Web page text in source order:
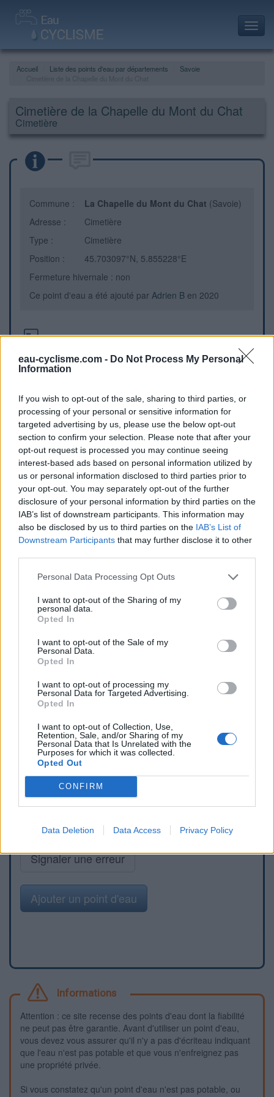
eau-cyclisme.com - Do Not Process My Personal
Information
If you wish to opt-out of the sale, sharing to third parties, or
processing of your personal or sensitive information for
targeted advertising by us, please use the below opt-out
section to confirm your selection. Please note that after your
opt-out request is processed you may continue seeing
interest-based ads based on personal information utilized by
us or personal information disclosed to third parties prior to
your opt-out. You may separately opt-out of the further
disclosure of your personal information by third parties on the
IAB’s list of downstream participants. This information may
also be disclosed by us to third parties on the IAB’s List of
Downstream Participants that may further disclose it to other
Personal Data Processing Opt Outs
I want to opt-out of the Sharing of my
personal data.
Opted In
I want to opt-out of the Sale of my
Personal Data.
Opted In
I want to opt-out of processing my
Personal Data for Targeted Advertising.
Opted In
I want to opt-out of Collection, Use,
Retention, Sale, and/or Sharing of my
Personal Data that Is Unrelated with the
Purposes for which it was collected.
Opted Out
CONFIRM
Data Deletion Data Access Privacy Policy
Accueil Liste des points d'eau par départements
Savoie
Cimetière de la Chapelle du Mont du Chat
Cimetière
Commune : La Chapelle du Mont du Chat (Savoie)
Adresse :
Cimetière
Type :
Cimetière
Position :
45.703097°N, 5.855228°E
Fermeture hivernale : non
Ce point d'eau a été ajouté par Adrien B en 2020
Informations complémentaires
Le cimetiere se situe sur la D914 au dessus du Lac du
Bourget, a quelques minutes du col du Chat.
Repères visuels
Afficher la carte
Signaler une erreur
Ajouter un point d'eau
Informations
Attention : ce site recense des points d'eau dont la fiabilité
ne peut pas être garantie. Avant d'utiliser un point d'eau,
vous devez vous assurer qu'il n'y a pas d'écriteau indiquant
que l'eau n'est pas potable et que vous n'enfreignez pas
une propriété privée.
Si vous constatez qu'un point d'eau n'est pas potable, ou